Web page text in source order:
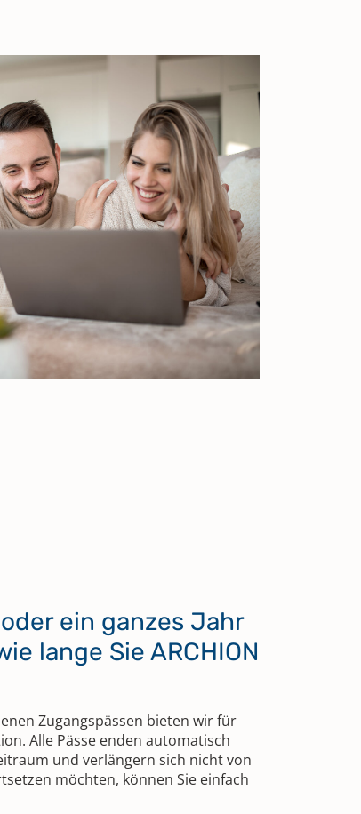
ein ganzes Jahr
lange Sie ARCHION
Zugangspässen bieten wir für
Alle Pässe enden automatisch
und verlängern sich nicht von
möchten, können Sie einfach